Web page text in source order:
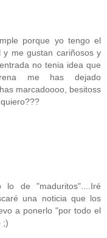
porque yo tengo el
me gustan cariñosos y
no tenia idea que
me has dejado
marcadoooo, besitoss
de "maduritos"....Iré
una noticia que los
a ponerlo "por todo el
;)